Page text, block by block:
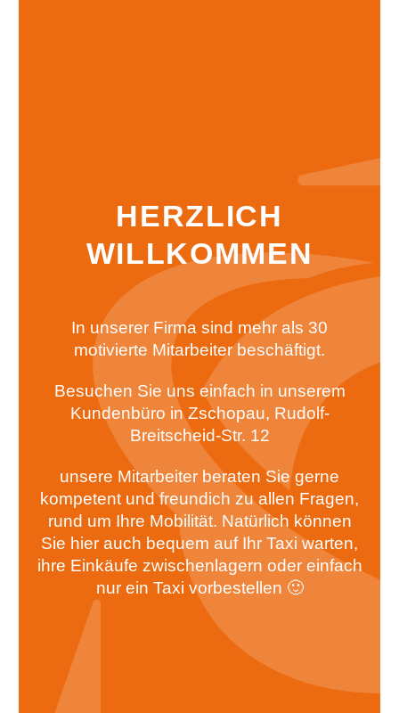
HERZLICH
WILLKOMMEN
In unserer Firma sind mehr als 30
motivierte Mitarbeiter beschäftigt.
Besuchen Sie uns einfach in unserem
Kundenbüro in Zschopau, Rudolf-
Breitscheid-Str. 12
unsere Mitarbeiter beraten Sie gerne
kompetent und freundich zu allen Fragen,
rund um Ihre Mobilität. Natürlich können
Sie hier auch bequem auf Ihr Taxi warten,
ihre Einkäufe zwischenlagern oder einfach
nur ein Taxi vorbestellen 🙂